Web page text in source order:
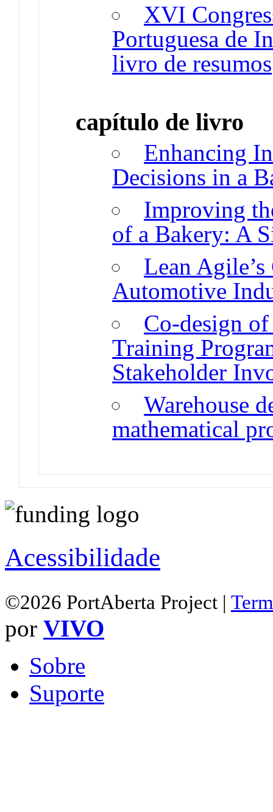
XVI
Portuguesa de
livro de resumos
capítulo de livro
Enhancing
Decisions in a
Improving
of a Bakery: A
Lean
Automotive
Co-design
Training
Stakeholder
Warehouse
mathematical
Acessibilidade
©2026 PortAberta Project |
por VIVO
Sobre
Suporte